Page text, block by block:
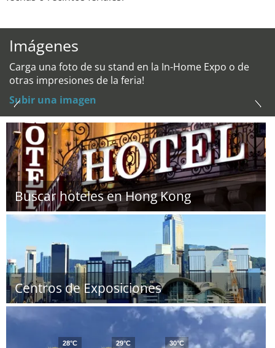
Imágenes
Carga una foto de su stand en la In-Home Expo o de
otras impresiones de la feria!
Subir una imagen
Buscar hoteles en Hong Kong
Centros de Exposiciones
28°C
29°C
30°C